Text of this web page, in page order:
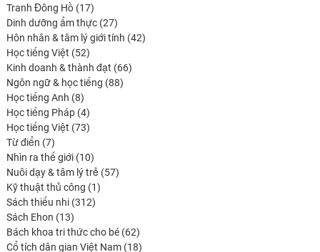
produits
Tranh Đông Hồ 1717
produits
Dinh dưỡng ẩm thực 2727
produits
Hôn nhân & tâm lý giới tính 4242
Học tiếng Việt 5252
produits
Kinh doanh & thành đạt 6666
Ngôn ngữ & học tiếng 8888
Học tiếng Anh 88
produits
Học tiếng Pháp 44
produits
Học tiếng Việt 7373
Từ điển 77
produits
Nhìn ra thế giới 1010
produits
Nuôi dạy & tâm lý trẻ 5757
Kỹ thuật thủ công 11
Sách thiếu nhi 312312
Sách Ehon 1313
produits
Bách khoa tri thức cho bé 6262
produits
Cổ tích dân gian Việt Nam 1818